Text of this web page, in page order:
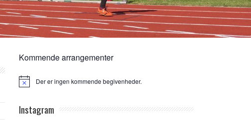
Kommende arrangementer
Notice Der er ingen kommende begivenheder.
Instagram